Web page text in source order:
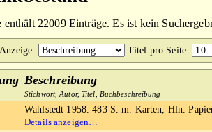
22009 Einträge. Es ist kein
Anzeige: Titel pro Seite:
Beschreibung
Stichwort, Autor, Titel, Buchbeschreibung
Wahlstedt 1958. 483 S. m. Karten, Hln.
Details anzeigen…